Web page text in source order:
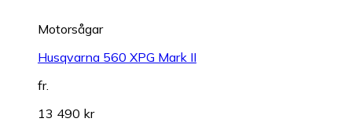
Motorsågar
Husqvarna 560 XPG Mark II
fr.
13 490 kr